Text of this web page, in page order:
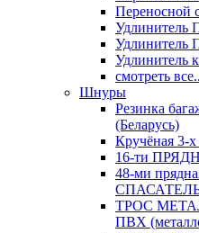
Переносной
Удлинитель
Удлинитель
Удлинитель
смотреть
Шнуры
Резинка
(Беларусь)
Кручёная
16-ти
48-ми
ТРОС
ПВХ